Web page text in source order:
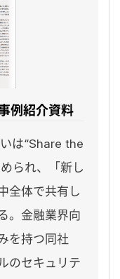
例紹介資料
は“Share the
られ、「新し
全体で共有し
。金融業界向
を持つ同社
のセキュリテ